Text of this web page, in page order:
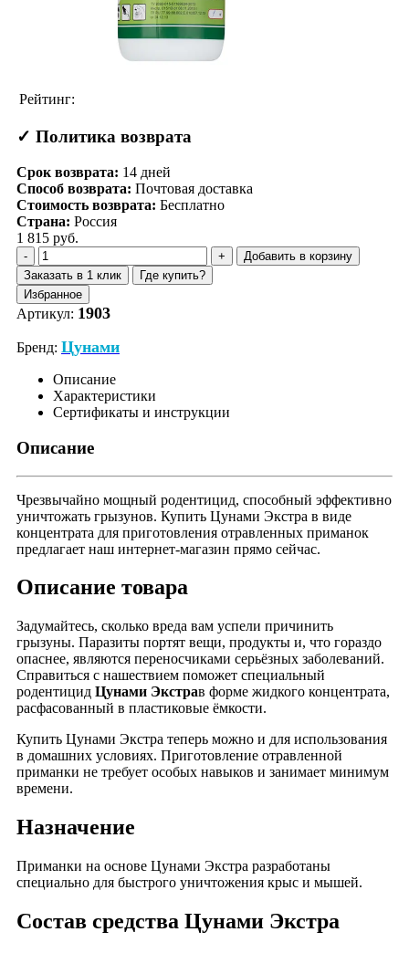
Рейтинг:
✓ Политика возврата
Срок возврата: 14 дней
Способ возврата: Почтовая доставка
Стоимость возврата: Бесплатно
Страна: Россия
1 815 руб.
Добавить в корзину
Заказать в 1 клик
Где купить?
Избранное
Артикул: 1903
Бренд: Цунами
Описание
Характеристики
Сертификаты и инструкции
Описание
Чрезвычайно мощный родентицид, способный эффективно
уничтожать грызунов. Купить Цунами Экстра в виде
концентрата для приготовления отравленных приманок
предлагает наш интернет-магазин прямо сейчас.
Описание товара
Задумайтесь, сколько вреда вам успели причинить
грызуны. Паразиты портят вещи, продукты и, что гораздо
опаснее, являются переносчиками серьёзных заболеваний.
Справиться с нашествием поможет специальный
родентицид Цунами Экстрав форме жидкого концентрата,
расфасованный в пластиковые ёмкости.
Купить Цунами Экстра теперь можно и для использования
в домашних условиях. Приготовление отравленной
приманки не требует особых навыков и занимает минимум
времени.
Назначение
Приманки на основе Цунами Экстра разработаны
специально для быстрого уничтожения крыс и мышей.
Состав средства Цунами Экстра